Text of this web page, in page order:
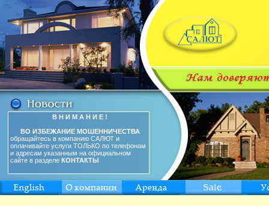
В Н И М А Н И Е !
ВО ИЗБЕЖАНИЕ МОШЕННИЧЕСТВА
обращайтесь в компанию САЛЮТ и
оплачивайте услуги ТОЛЬКО по телефонам
и адресам указанным на официальном
сайте в разделе КОНТАКТЫ